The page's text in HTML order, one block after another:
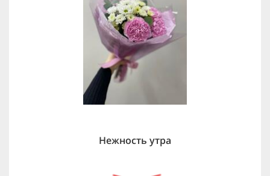
Нежность утра